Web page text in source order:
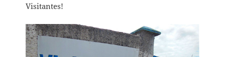
Visitantes!